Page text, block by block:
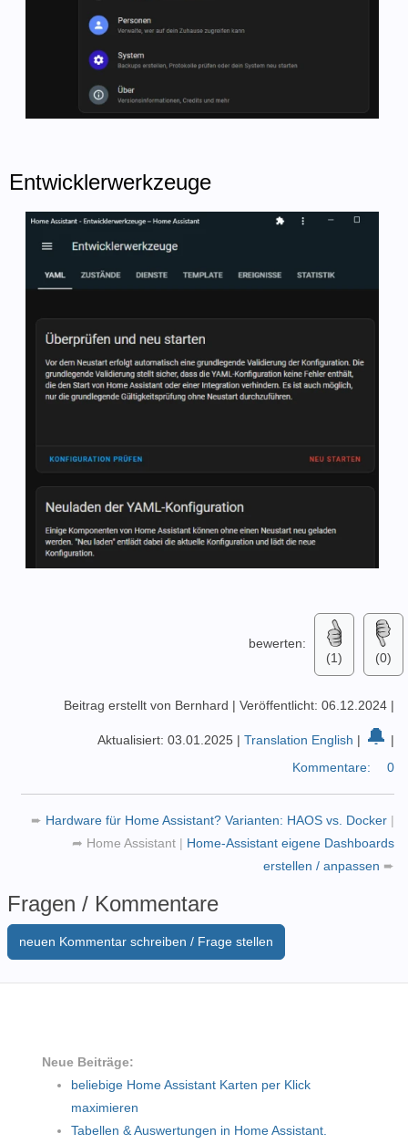
Entwicklerwerkzeuge
bewerten:
(1)
(0)
Beitrag erstellt von Bernhard | Veröffentlicht: 06.12.2024 |
Aktualisiert: 03.01.2025 | Translation English | 🔔 |
Kommentare:
0
➨ Hardware für Home Assistant? Varianten: HAOS vs. Docker |
➦ Home Assistant | Home-Assistant eigene Dashboards
erstellen / anpassen ➨
Fragen / Kommentare
neuen Kommentar schreiben / Frage stellen
Neue Beiträge:
beliebige Home Assistant Karten per Klick
maximieren
Tabellen & Auswertungen in Home Assistant.